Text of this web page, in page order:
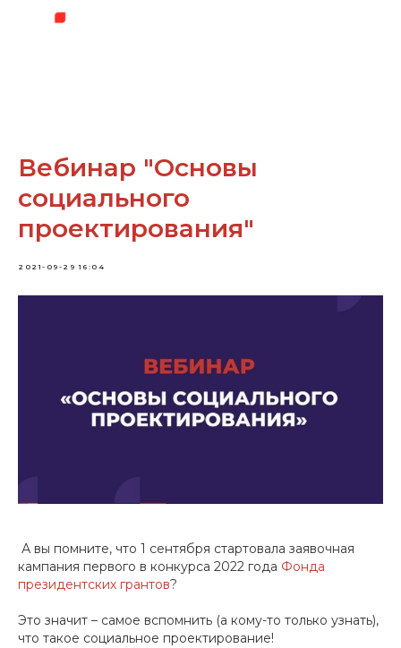
Вебинар "Основы
социального
проектирования"
2021-09-29 16:04
А вы помните, что 1 сентября стартовала заявочная
кампания первого в конкурса 2022 года Фонда
президентских грантов?
Это значит – самое вспомнить (а кому-то только узнать),
что такое социальное проектирование!